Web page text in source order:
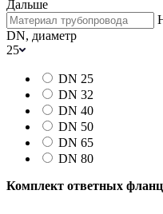
Дальше
DN, диаметр
25
DN 25
DN 32
DN 40
DN 50
DN 65
DN 80
Комплект ответных